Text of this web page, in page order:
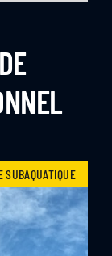
SUBAQUATIQUE